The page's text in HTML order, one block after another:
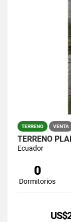
TERRENO VENTA
TERRENO
Ecuador
0
Dormitorios